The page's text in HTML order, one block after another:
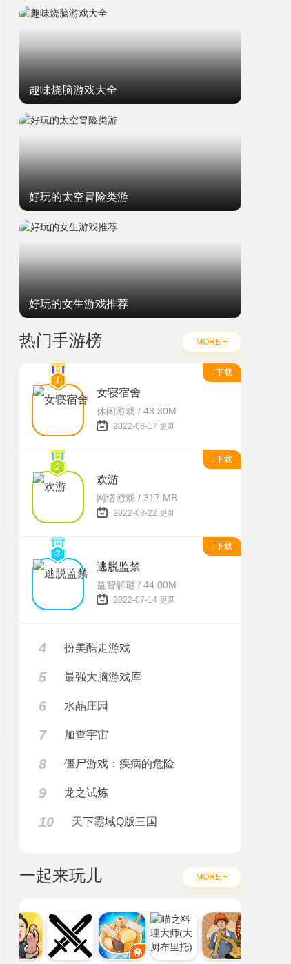
趣味烧脑游戏大全
好玩的太空冒险类游
好玩的女生游戏推荐
热门手游榜 MORE +
↓下载
女寝宿舍
休闲游戏 / 43.30M
2022-08-17 更新
↓下载
欢游
网络游戏 / 317 MB
2022-08-22 更新
↓下载
逃脱监禁
益智解谜 / 44.00M
2022-07-14 更新
4 扮美酷走游戏
5 最强大脑游戏库
6 水晶庄园
7 加查宇宙
8 僵尸游戏：疾病的危险
9 龙之试炼
10 天下霸域Q版三国
一起来玩儿 MORE +